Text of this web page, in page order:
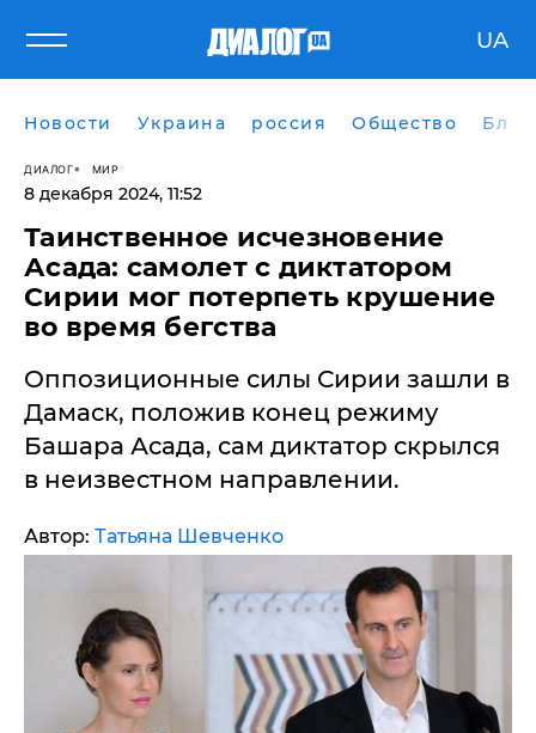
UA
Новости Украина россия Общество
ДИАЛОГ МИР
8 декабря 2024, 11:52
​Таинственное исчезновение
Асада: самолет с диктатором
Сирии мог потерпеть крушение
во время бегства
Оппозиционные силы Сирии зашли в
Дамаск, положив конец режиму
Башара Асада, сам диктатор скрылся
в неизвестном направлении.
Автор: Татьяна Шевченко